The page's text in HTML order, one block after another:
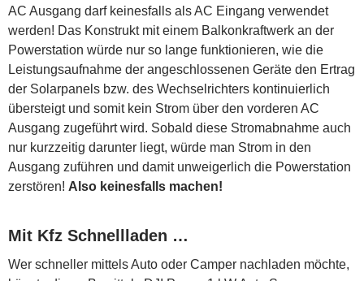
AC Ausgang darf keinesfalls als AC Eingang verwendet
werden! Das Konstrukt mit einem Balkonkraftwerk an der
Powerstation würde nur so lange funktionieren, wie die
Leistungsaufnahme der angeschlossenen Geräte den Ertrag
der Solarpanels bzw. des Wechselrichters kontinuierlich
übersteigt und somit kein Strom über den vorderen AC
Ausgang zugeführt wird. Sobald diese Stromabnahme auch
nur kurzzeitig darunter liegt, würde man Strom in den
Ausgang zuführen und damit unweigerlich die Powerstation
zerstören! Also keinesfalls machen!
Mit Kfz Schnellladen …
Wer schneller mittels Auto oder Camper nachladen möchte,